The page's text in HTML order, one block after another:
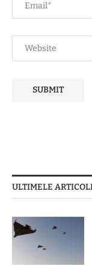
ULTIMELE